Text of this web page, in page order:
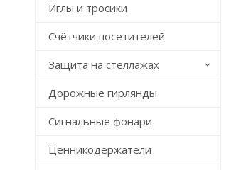
Иглы и тросики
Счётчики посетителей
Защита на стеллажах
Дорожные гирлянды
Сигнальные фонари
Ценникодержатели